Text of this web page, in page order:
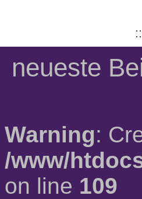
neueste
Warning:
/www/
on line 109